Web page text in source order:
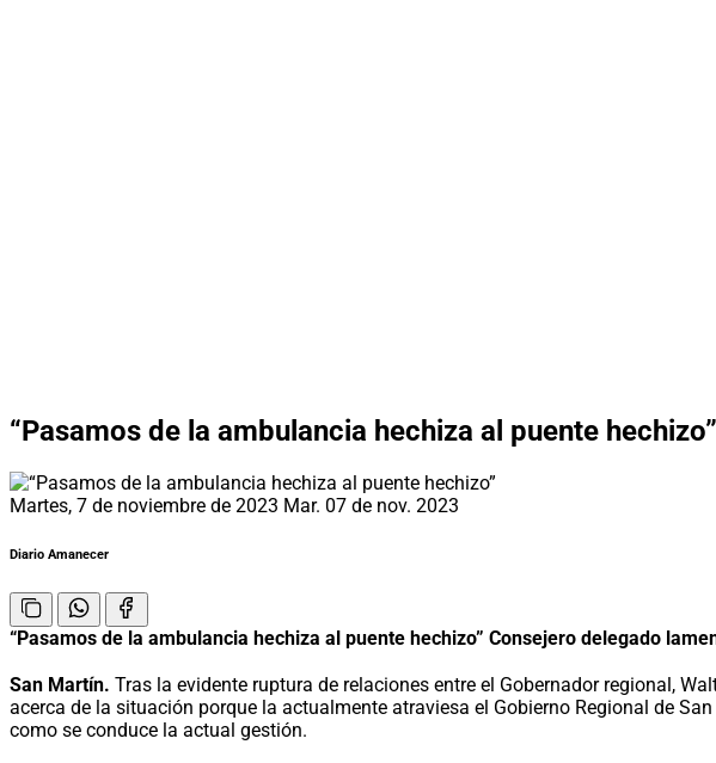
“Pasamos de la ambulancia hechiza al puente hechizo”
Martes, 7 de noviembre de 2023 Mar. 07 de nov. 2023
Diario Amanecer
“Pasamos de la ambulancia hechiza al puente hechizo” Consejero delegado
San Martín. Tras la evidente ruptura de relaciones entre el Gobernador regional,
acerca de la situación porque la actualmente atraviesa el Gobierno Regional de
como se conduce la actual gestión.